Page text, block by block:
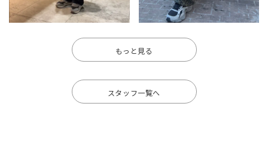
もっと見る
スタッフ一覧へ